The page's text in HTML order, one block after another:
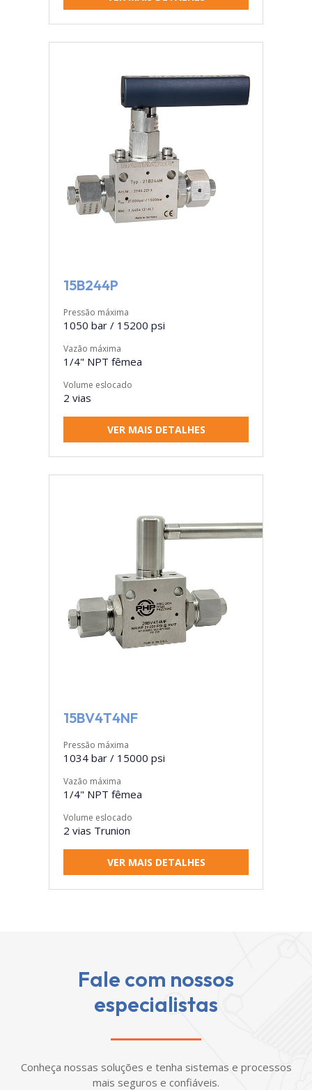
15B244P
Pressão máxima
1050 bar / 15200 psi
Vazão máxima
1/4" NPT fêmea
Volume eslocado
2 vias
VER MAIS DETALHES
15BV4T4NF
Pressão máxima
1034 bar / 15000 psi
Vazão máxima
1/4" NPT fêmea
Volume eslocado
2 vias Trunion
VER MAIS DETALHES
Fale com nossos
especialistas
Conheça nossas soluções e tenha sistemas e processos
mais seguros e confiáveis.